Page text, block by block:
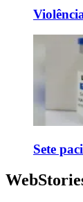
Sete